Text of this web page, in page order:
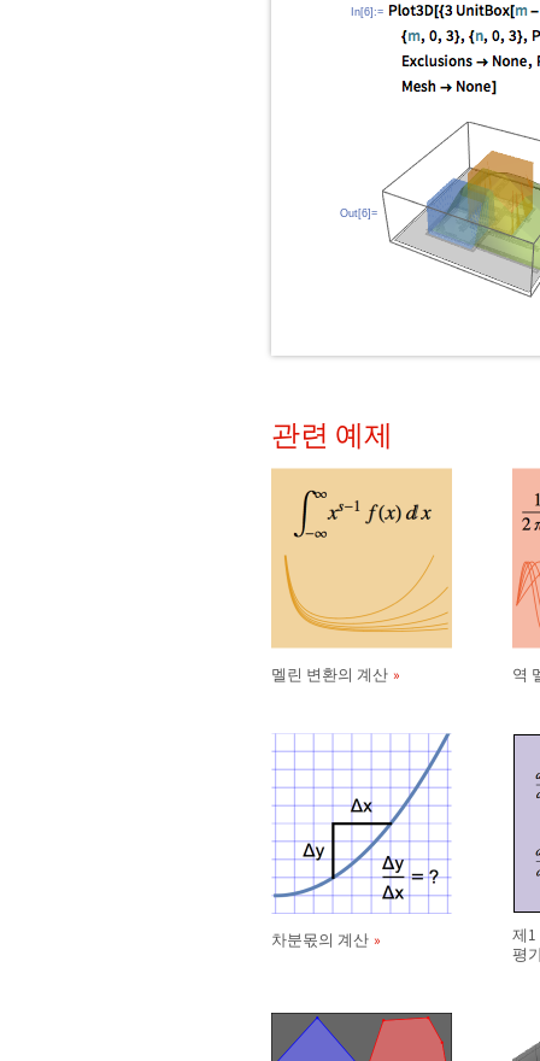
In[6]:=
Out[6]=
관련 예제
멜린 변환의 계산 역
차분몫의 계산
제1
평